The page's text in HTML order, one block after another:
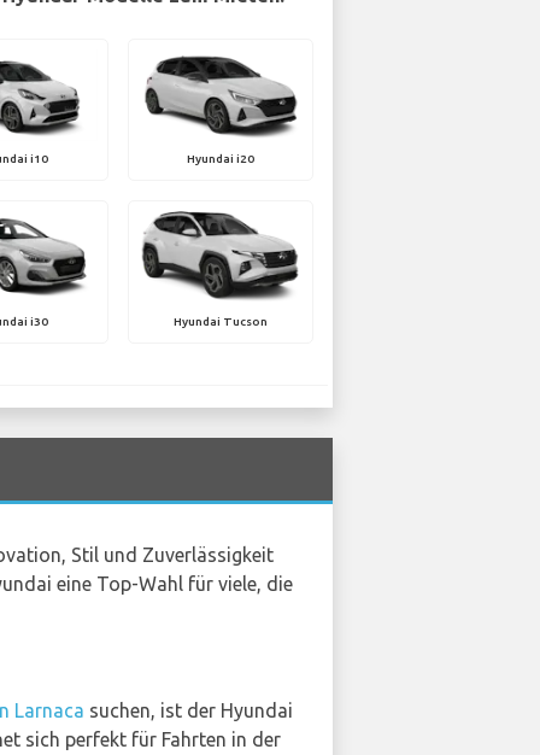
i10 Hyundai i20
i30 Hyundai Tucson
Stil und Zuverlässigkeit
eine Top-Wahl für viele, die
Larnaca suchen, ist der Hyundai
sich perfekt für Fahrten in der